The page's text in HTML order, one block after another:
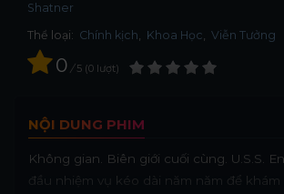
Shatner
Thể loại: Chính kịch, Khoa Học, Viễn Tưởng
0 / 5 0 lượt
NỘI DUNG PHIM
Không gian. Biên giới cuối cùng. U.S.S.
đầu nhiệm vụ kéo dài năm năm để khám